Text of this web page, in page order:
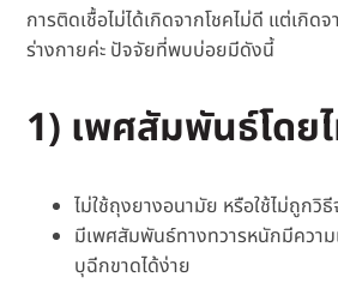
การติดเชื้อไม่ได้เกิดจากโชคไม่ดี แต่เกิดจ
ร่างกายค่ะ ปัจจัยที่พบบ่อยมีดังนี้
1) เพศสัมพันธ์โดย
ไม่ใช้ถุงยางอนามัย หรือใช้ไม่ถูกวิ
มีเพศสัมพันธ์ทางทวารหนักมีความ
บุฉีกขาดได้ง่าย